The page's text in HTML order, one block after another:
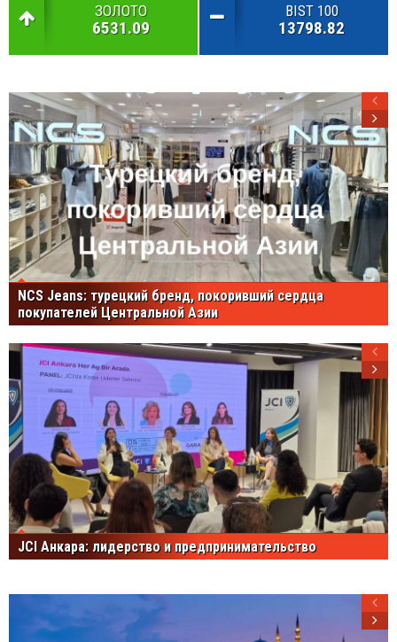
ЗОЛОТО
6531.09
BIST 100
13798.82
NCS Jeans: турецкий бренд, покоривший сердца
покупателей Центральной Азии
JCI Анкара: лидерство и предпринимательство